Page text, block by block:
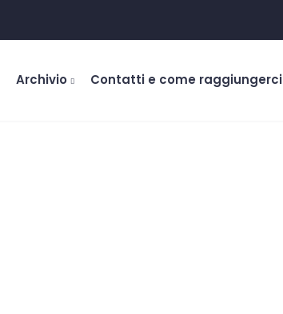
Archivio Contatti e come raggiungerci